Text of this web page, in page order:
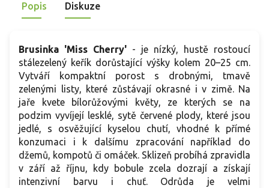
džemy, šťávy či sušení.
Popis Diskuze
Brusinka 'Miss Cherry' -
je nízký, hustě rostoucí
stálezelený keřík dorůstající výšky kolem 20–25 cm.
Vytváří kompaktní porost s drobnými, tmavě
zelenými listy, které zůstávají okrasné i v zimě. Na
jaře kvete bílorůžovými květy, ze kterých se na
podzim vyvíjejí lesklé, sytě červené plody, které jsou
jedlé, s osvěžující kyselou chutí, vhodné k přímé
konzumaci i k dalšímu zpracování například do
džemů, kompotů či omáček. Sklizeň probíhá zpravidla
v září až říjnu, kdy bobule zcela dozrají a získají
intenzivní barvu i chuť. Odrůda je velmi